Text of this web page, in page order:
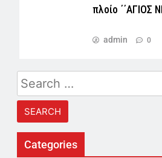
πλοίο ΄΄ΑΓΙΟΣ
admin 0
Search
for:
Categories